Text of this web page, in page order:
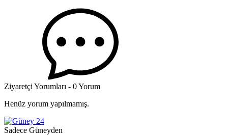
Ziyaretçi Yorumları - 0 Yorum
Henüz yorum yapılmamış.
Sadece Güneyden